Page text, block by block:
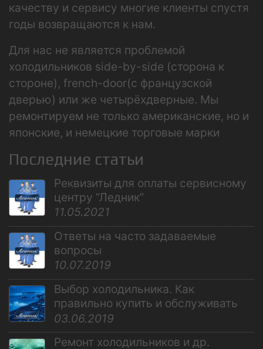
качеству и сервису многие клиенты спустя
годы возвращаются к нам.
Для нас не является проблемой
холодильников side-by-side (сторона к
стороне), french-door(с французской
дверью) или же четырёхдверные. Мы
ремонтируем не только американские, но и
японские, и немецкие торговые марки
Последние статьи
Реквизиты для оплаты сервисному
центру “Ледник”
11.05.2021
Ответы на часто задаваемые
вопросы
10.07.2019
Выбор холодильника. Как
правильно купить и обслуживать
03.06.2019
Ремонт холодильников и др.